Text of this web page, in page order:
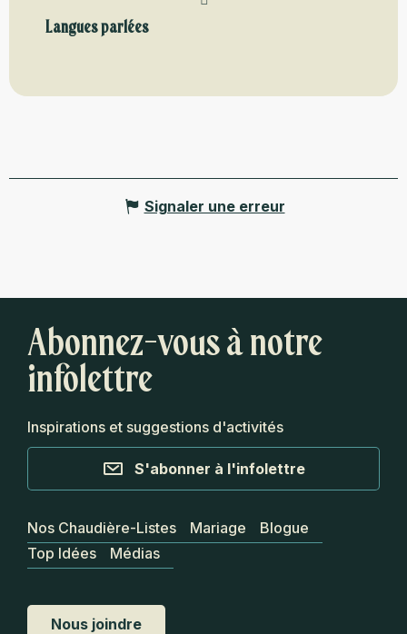
Langues parlées
Langues parlées
Signaler une erreur
Abonnez-vous à notre
infolettre
Inspirations et suggestions d'activités
S'abonner à l'infolettre
Nous joindre
Nos Chaudière-Listes Mariage
Blogue
Top Idées
Médias